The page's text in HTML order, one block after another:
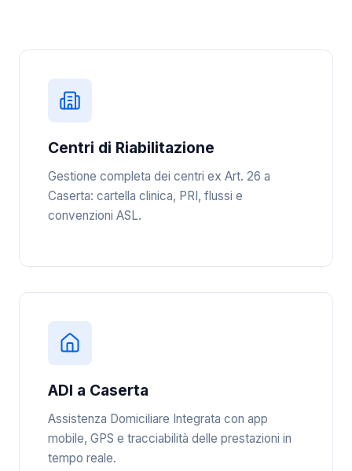
Centri di Riabilitazione
Gestione completa dei centri ex Art. 26 a
Caserta: cartella clinica, PRI, flussi e
convenzioni ASL.
ADI a Caserta
Assistenza Domiciliare Integrata con app
mobile, GPS e tracciabilità delle prestazioni in
tempo reale.